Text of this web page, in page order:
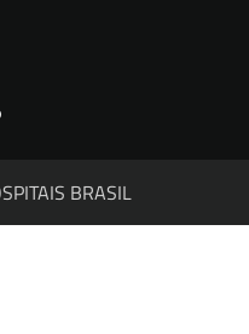
BRASIL